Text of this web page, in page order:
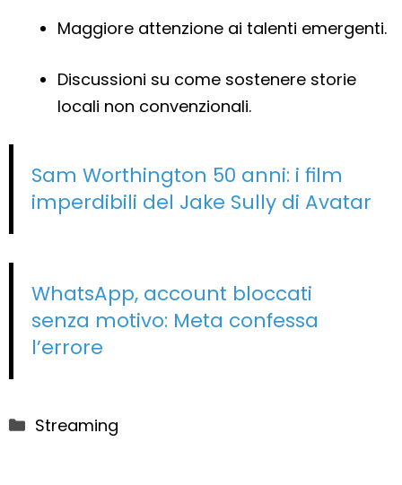
Maggiore attenzione ai talenti emergenti.
Discussioni su come sostenere storie
locali non convenzionali.
Sam Worthington 50 anni: i film
imperdibili del Jake Sully di Avatar
WhatsApp, account bloccati
senza motivo: Meta confessa
l’errore
Categorie
Streaming